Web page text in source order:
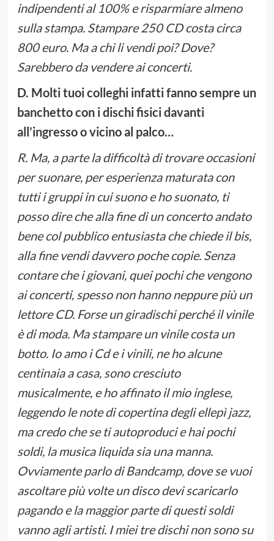
indipendenti al 100% e risparmiare almeno
sulla stampa. Stampare 250 CD costa circa
800 euro. Ma a chi li vendi poi? Dove?
Sarebbero da vendere ai concerti.
D. Molti tuoi colleghi infatti fanno sempre un
banchetto con i dischi fisici davanti
all’ingresso o vicino al palco…
R. Ma, a parte la difficoltà di trovare occasioni
per suonare, per esperienza maturata con
tutti i gruppi in cui suono e ho suonato, ti
posso dire che alla fine di un concerto andato
bene col pubblico entusiasta che chiede il bis,
alla fine vendi davvero poche copie. Senza
contare che i giovani, quei pochi che vengono
ai concerti, spesso non hanno neppure più un
lettore CD. Forse un giradischi perché il vinile
è di moda. Ma stampare un vinile costa un
botto. Io amo i Cd e i vinili, ne ho alcune
centinaia a casa, sono cresciuto
musicalmente, e ho affinato il mio inglese,
leggendo le note di copertina degli ellepì jazz,
ma credo che se ti autoproduci e hai pochi
soldi, la musica liquida sia una manna.
Ovviamente parlo di Bandcamp, dove se vuoi
ascoltare più volte un disco devi scaricarlo
pagando e la maggior parte di questi soldi
vanno agli artisti. I miei tre dischi non sono su